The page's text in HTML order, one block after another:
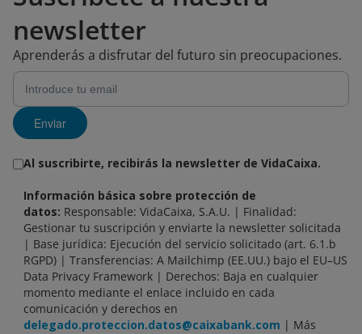
newsletter
Aprenderás a disfrutar del futuro sin preocupaciones.
Enviar
Al suscribirte, recibirás la newsletter de VidaCaixa.
Información básica sobre protección de
datos: Responsable: VidaCaixa, S.A.U. | Finalidad:
Gestionar tu suscripción y enviarte la newsletter solicitada
| Base jurídica: Ejecución del servicio solicitado (art. 6.1.b
RGPD) | Transferencias: A Mailchimp (EE.UU.) bajo el EU–US
Data Privacy Framework | Derechos: Baja en cualquier
momento mediante el enlace incluido en cada
comunicación y derechos en
delegado.proteccion.datos@caixabank.com | Más